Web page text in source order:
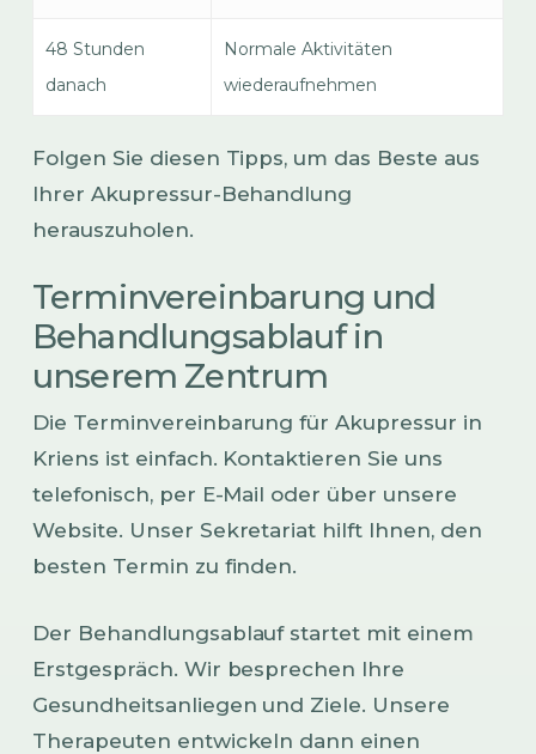
48 Stunden
danach
Normale Aktivitäten
wiederaufnehmen
Folgen Sie diesen Tipps, um das Beste aus
Ihrer Akupressur-Behandlung
herauszuholen.
Terminvereinbarung und
Behandlungsablauf in
unserem Zentrum
Die Terminvereinbarung für Akupressur in
Kriens ist einfach. Kontaktieren Sie uns
telefonisch, per E-Mail oder über unsere
Website. Unser Sekretariat hilft Ihnen, den
besten Termin zu finden.
Der Behandlungsablauf startet mit einem
Erstgespräch. Wir besprechen Ihre
Gesundheitsanliegen und Ziele. Unsere
Therapeuten entwickeln dann einen